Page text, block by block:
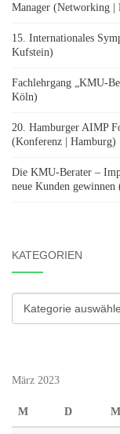
Manager (Networking |
15. Internationales
Kufstein)
Fachlehrgang „KMU-
Köln)
20. Hamburger AIMP
(Konferenz | Hamburg)
Die KMU-Berater –
neue Kunden
KATEGORIEN
Kategorien
März 2023
M D M